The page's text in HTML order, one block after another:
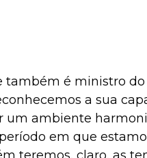
também é ministro do
a sua
um ambiente
em que